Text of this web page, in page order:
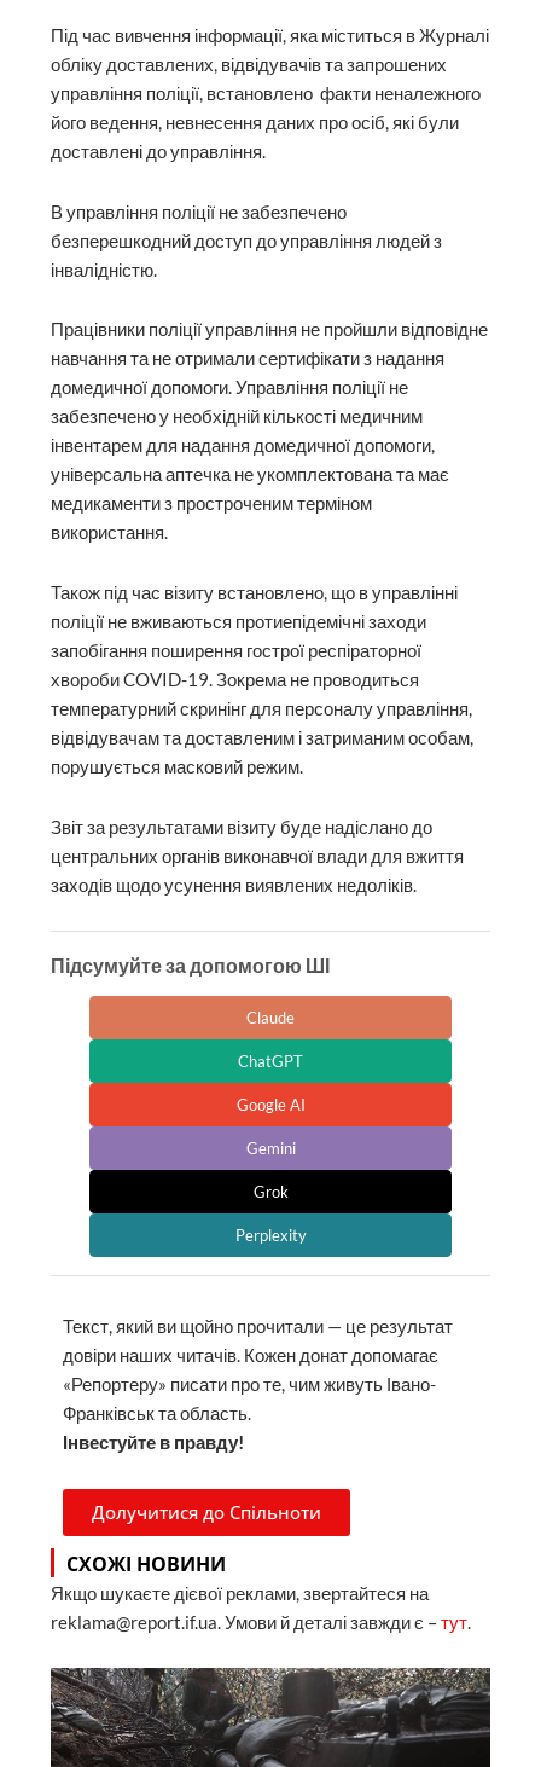
Під час вивчення інформації, яка міститься в Журналі
обліку доставлених, відвідувачів та запрошених
управління поліції, встановлено факти неналежного
його ведення, невнесення даних про осіб, які були
доставлені до управління.
В управління поліції не забезпечено
безперешкодний доступ до управління людей з
інвалідністю.
Працівники поліції управління не пройшли відповідне
навчання та не отримали сертифікати з надання
домедичної допомоги. Управління поліції не
забезпечено у необхідній кількості медичним
інвентарем для надання домедичної допомоги,
універсальна аптечка не укомплектована та має
медикаменти з простроченим терміном
використання.
Також під час візиту встановлено, що в управлінні
поліції не вживаються протиепідемічні заходи
запобігання поширення гострої респіраторної
хвороби COVID-19. Зокрема не проводиться
температурний скринінг для персоналу управління,
відвідувачам та доставленим і затриманим особам,
порушується масковий режим.
Звіт за результатами візиту буде надіслано до
центральних органів виконавчої влади для вжиття
заходів щодо усунення виявлених недоліків.
Підсумуйте за допомогою ШІ
Claude
ChatGPT
Google AI
Gemini
Grok
Perplexity
Текст, який ви щойно прочитали — це результат
довіри наших читачів. Кожен донат допомагає
«Репортеру» писати про те, чим живуть Івано-
Франківськ та область.
Інвестуйте в правду!
Долучитися до Спільноти
СХОЖІ НОВИНИ
Якщо шукаєте дієвої реклами, звертайтеся на
reklama@report.if.ua. Умови й деталі завжди є –тут.